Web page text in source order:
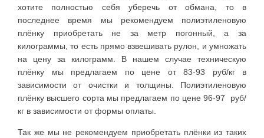
хотите полностью себя уберечь от обмана, то в
последнее время мы рекомендуем полиэтиленовую
плёнку приобретать не за метр погонный, а за
килограммы, то есть прямо взвешивать рулон, и умножать
на цену за килограмм. В нашем случае техническую
плёнку мы предлагаем по цене от 83-93 руб/кг в
зависимости от очистки и толщины. Полиэтиленовую
плёнку высшего сорта мы предлагаем по цене 96-97 руб/
кг в зависимости от формы оплаты.
Так же мы не рекомендуем приобретать плёнки из таких